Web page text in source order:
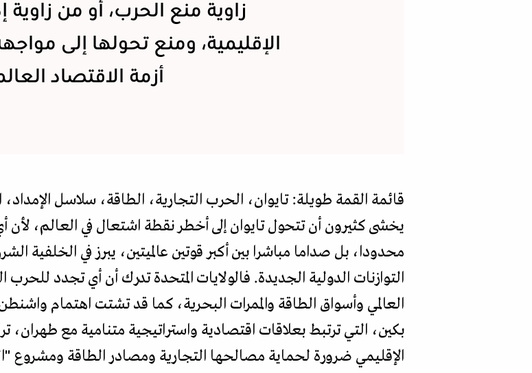
زاوية منع الحرب، أو من زاوية
الإقليمية، ومنع تحولها إلى
أزمة الاقتصاد
قائمة القمة طويلة: تايوان، الحرب التجارية، الطاقة، سلاسل الإمداد،
يخشى كثيرون أن تتحول تايوان إلى أخطر نقطة اشتعال في العالم، لأن
محدودا، بل صداما مباشرا بين أكبر قوتين عالميتين، يبرز في
التوازنات الدولية الجديدة. فالولايات المتحدة تدرك أن أي تجدد
العالمي وأسواق الطاقة والممرات البحرية، كما قد تشتت اهتمام
بكين، التي ترتبط بعلاقات اقتصادية واستراتيجية متنامية مع طهران،
الإقليمي ضرورة لحماية مصالحها التجارية ومصادر الطاقة ومشروع